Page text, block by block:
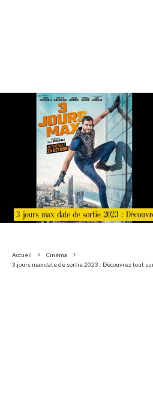
Accueil
Cinéma
3 jours max date de sortie 2023 : Découvrez tout